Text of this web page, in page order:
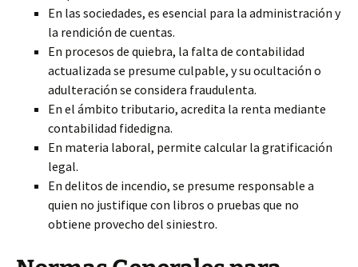
En las sociedades, es esencial para la administración y
la rendición de cuentas.
En procesos de quiebra, la falta de contabilidad
actualizada se presume culpable, y su ocultación o
adulteración se considera fraudulenta.
En el ámbito tributario, acredita la renta mediante
contabilidad fidedigna.
En materia laboral, permite calcular la gratificación
legal.
En delitos de incendio, se presume responsable a
quien no justifique con libros o pruebas que no
obtiene provecho del siniestro.